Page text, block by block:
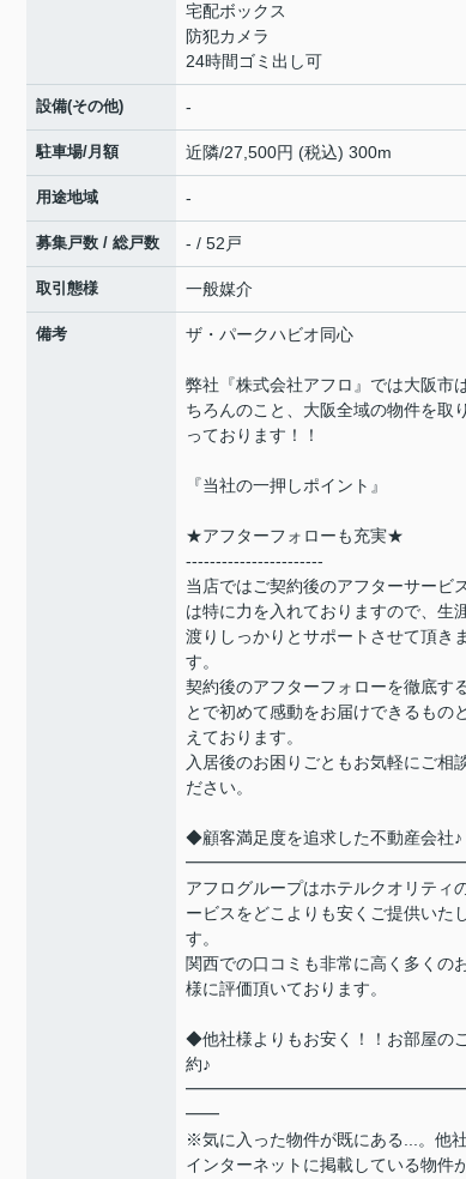
宅配ボックス
防犯カメラ
24時間ゴミ出し可
設備(その他) -
駐車場/月額 近隣/27,500円 (税込) 300m
用途地域 -
募集戸数 / 総戸数 - / 52戸
取引態様 一般媒介
備考 ザ・パークハビオ同心
弊社『株式会社アフロ』では大阪市
ちろんのこと、大阪全域の物件を取
っております！！
『当社の一押しポイント』
★アフターフォローも充実★
-----------------------
当店ではご契約後のアフターサービ
は特に力を入れておりますので、生
渡りしっかりとサポートさせて頂き
す。
契約後のアフターフォローを徹底す
とで初めて感動をお届けできるもの
えております。
入居後のお困りごともお気軽にご相
ださい。
◆顧客満足度を追求した不動産会社♪
アフログループはホテルクオリティ
ービスをどこよりも安くご提供いた
す。
関西での口コミも非常に高く多くの
様に評価頂いております。
◆他社様よりもお安く！！お部屋の
約♪
━━
※気に入った物件が既にある...。他
インターネットに掲載している物件